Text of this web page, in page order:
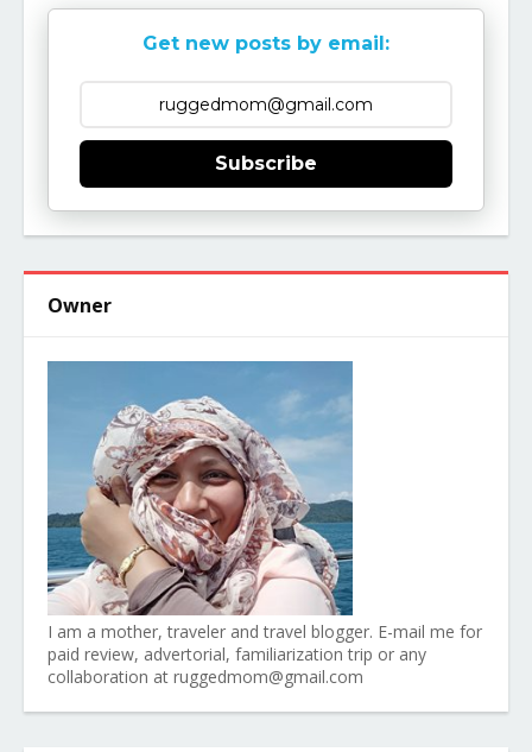
Get new posts by email:
Subscribe
Owner
I am a mother, traveler and travel blogger. E-mail me for
paid review, advertorial, familiarization trip or any
collaboration at ruggedmom@gmail.com